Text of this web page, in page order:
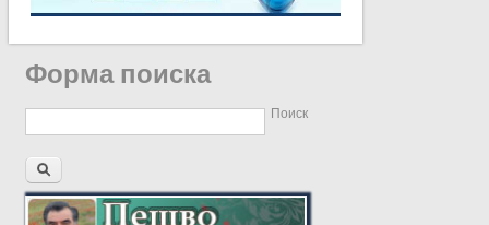
Форма поиска
Поиск